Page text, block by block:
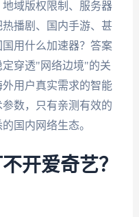
域版权限制、服务器
播剧、国内手游、甚
用什么加速器？答案
穿透"网络边境"的关
用户真实需求的智能
数，只有亲测有效的
国内网络生态。
开爱奇艺？